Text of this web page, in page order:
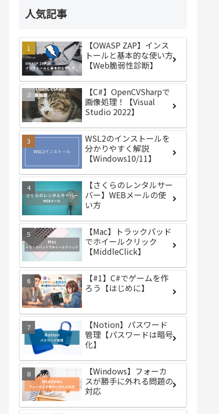
人気記事
【OWASP ZAP】インス
トールと基本的な使い方
【Web脆弱性診断】
【C#】OpenCVSharpで
画像処理！【Visual
Studio 2022】
WSL2のインストールを
分かりやすく解説
【Windows10/11】
【さくらのレンタルサー
バー】WEBメールの使
い方
【Mac】トラックパッド
でホイールクリック
【MiddleClick】
【#1】C#でゲームを作
ろう【はじめに】
【Notion】パスワード
管理【パスワードは暗号
化】
【Windows】フォーカ
スが勝手に外れる問題の
対応